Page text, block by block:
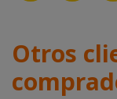
Otros